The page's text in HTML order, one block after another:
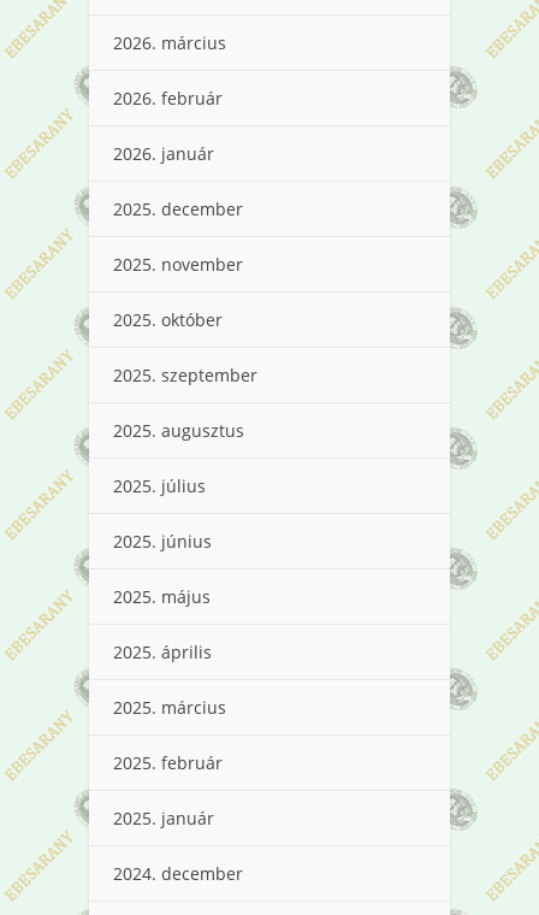
2026. március
2026. február
2026. január
2025. december
2025. november
2025. október
2025. szeptember
2025. augusztus
2025. július
2025. június
2025. május
2025. április
2025. március
2025. február
2025. január
2024. december